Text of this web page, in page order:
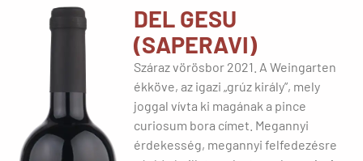
DEL GESU
(SAPERAVI)
Száraz vörösbor 2021. A Weingarten
ékköve, az igazi „grúz király”, mely
joggal vívta ki magának a pince
curiosum bora címet. Megannyi
érdekesség, megannyi felfedezésre